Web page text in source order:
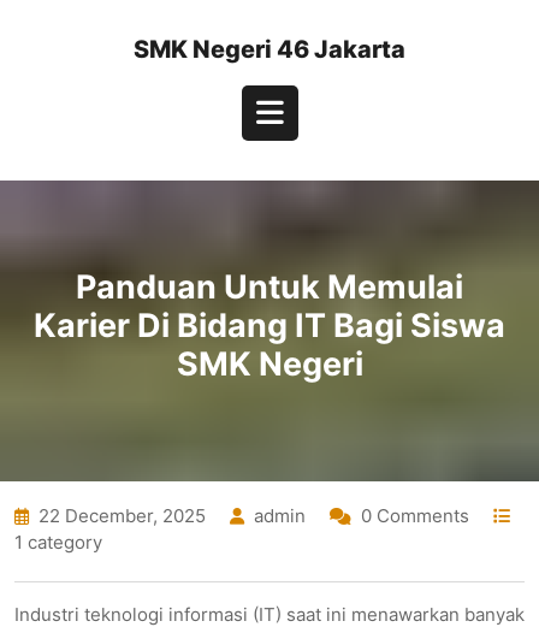
SMK Negeri 46 Jakarta
Open
Button
Panduan Untuk Memulai
Karier Di Bidang IT Bagi Siswa
SMK Negeri
22 December, 2025 admin
0 Comments
1 category
Industri teknologi informasi (IT) saat ini menawarkan banyak